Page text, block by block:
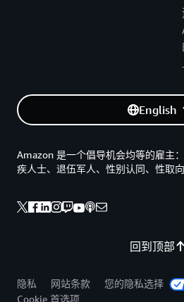
English
回到顶部
Amazon 是一个倡导机会均等的雇主
疾人士、退伍军人、性别认同、性取向
隐私 网站条款
您的隐私选择
Cookie 首选项